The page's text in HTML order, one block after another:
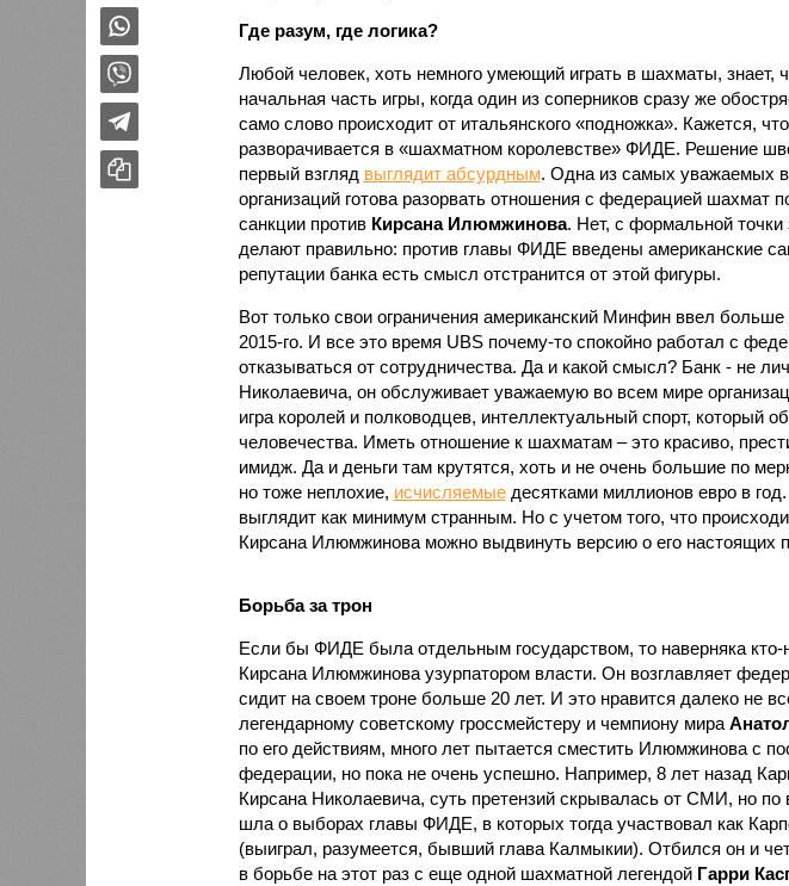
Где разум, где логика?
Любой человек, хоть немного умеющий играть в шахматы, знает,
начальная часть игры, когда один из соперников сразу же
само слово происходит от итальянского «подножка». Кажется,
разворачивается в «шахматном королевстве» ФИДЕ. Решение
первый взгляд выглядит абсурдным. Одна из самых уважаемых
организаций готова разорвать отношения с федерацией шахмат
санкции против Кирсана Илюмжинова. Нет, с формальной точки
делают правильно: против главы ФИДЕ введены американские
репутации банка есть смысл отстранится от этой фигуры.
Вот только свои ограничения американский Минфин ввел больше
2015-го. И все это время UBS почему-то спокойно работал с
отказываться от сотрудничества. Да и какой смысл? Банк - не
Николаевича, он обслуживает уважаемую во всем мире
игра королей и полководцев, интеллектуальный спорт, который
человечества. Иметь отношение к шахматам – это красиво,
имидж. Да и деньги там крутятся, хоть и не очень большие по
но тоже неплохие, исчисляемыедесятками миллионов евро в
выглядит как минимум странным. Но с учетом того, что
Кирсана Илюмжинова можно выдвинуть версию о его настоящих
Борьба за трон
Если бы ФИДЕ была отдельным государством, то наверняка кто-
Кирсана Илюмжинова узурпатором власти. Он возглавляет
сидит на своем троне больше 20 лет. И это нравится далеко не
легендарному советскому гроссмейстеру и чемпиону мира
по его действиям, много лет пытается сместить Илюмжинова с
федерации, но пока не очень успешно. Например, 8 лет назад
Кирсана Николаевича, суть претензий скрывалась от СМИ, но по
шла о выборах главы ФИДЕ, в которых тогда участвовал как
(выиграл, разумеется, бывший глава Калмыкии). Отбился он и
в борьбе на этот раз с еще одной шахматной легендой Гарри